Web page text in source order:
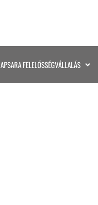
APSARA FELELŐSSÉGVÁLLALÁS